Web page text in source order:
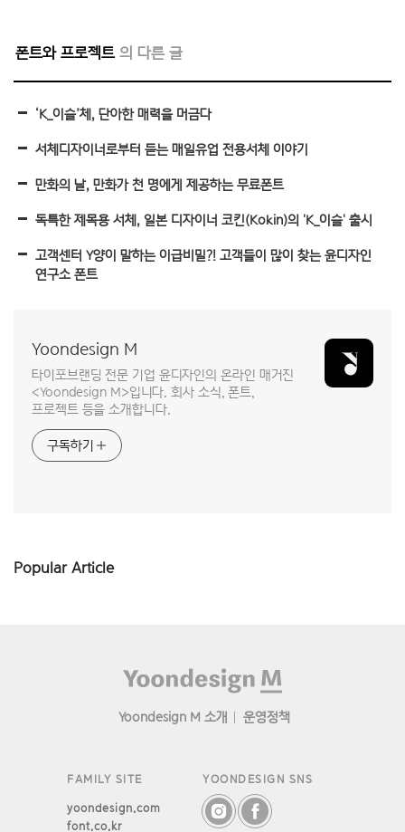
폰트와 프로젝트
‘K_이슬’체, 단아한 매력을 머금다
서체디자이너로부터 듣는 매일유업 전용서체 이야기
만화의 날, 만화가 천 명에게 제공하는 무료폰트
독특한 제목용 서체, 일본 디자이너 코킨(Kokin)의 'K_이슬' 출시
고객센터 Y양이 말하는 이급비밀?! 고객들이 많이 찾는 윤디자인
연구소 폰트
Yoondesign M
타이포브랜딩 전문 기업 윤디자인의 온라인 매거진
<Yoondesign M>입니다. 회사 소식, 폰트,
프로젝트 등을 소개합니다.
구독하기
Popular Article
Yoondesign M 소개 운영정책
FAMILY SITE
yoondesign.com
font.co.kr
YOONDESIGN SNS